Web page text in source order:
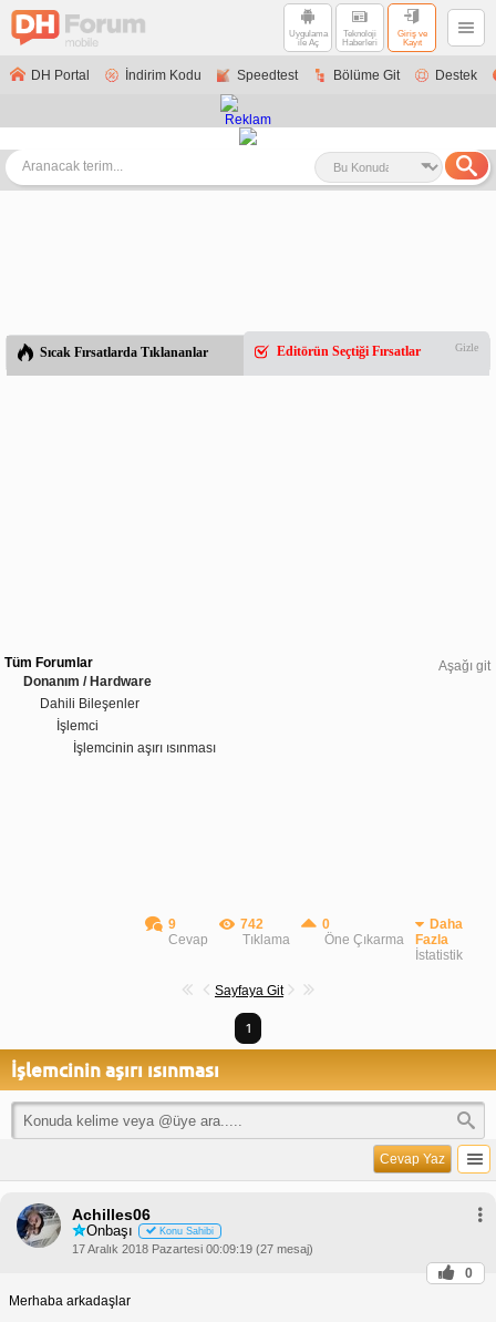
Uygulama
ile Aç
Teknoloji
Haberleri
Giriş ve
Kayıt
DH Portal İndirim Kodu Speedtest Bölüme Git Destek
Sıcak Fırsatlarda Tıklananlar Editörün Seçtiği Fırsatlar Gizle
Aşağı git
Tüm Forumlar
Donanım / Hardware
Dahili Bileşenler
İşlemci
İşlemcinin aşırı ısınması
9
Cevap
742
Tıklama
0
Öne Çıkarma
Daha
Fazla
İstatistik
Sayfaya Git
1
İşlemcinin aşırı ısınması
Cevap Yaz
Achilles06
Onbaşı Konu Sahibi
17 Aralık 2018 Pazartesi 00:09:19 (27 mesaj)
0
Merhaba arkadaşlar